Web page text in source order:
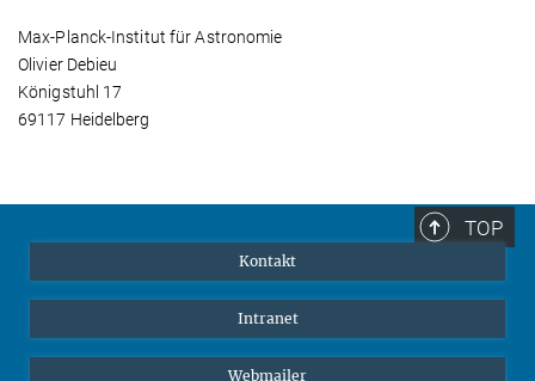
Max-Planck-Institut für Astronomie
Olivier Debieu
Königstuhl 17
69117 Heidelberg
TOP
Kontakt
Intranet
Webmailer